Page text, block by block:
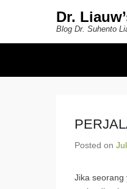
Dr.
Blog Dr. Suhento
Posted on
Jika seorang